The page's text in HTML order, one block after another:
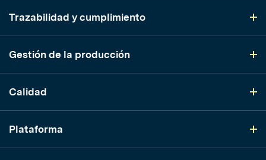
Trazabilidad y cumplimiento
Gestión de la producción
Calidad
Plataforma